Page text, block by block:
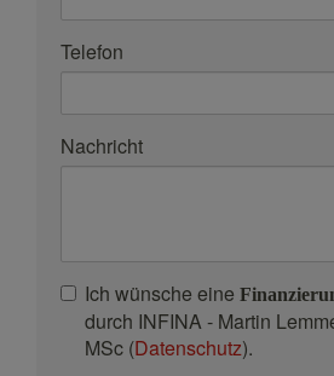
Telefon
Nachricht
Ich wünsche eine
durch INFINA - Martin
MSc (Datenschutz).